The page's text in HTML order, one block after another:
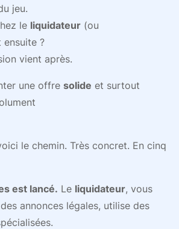
jeu.
le liquidateur (ou
ensuite ?
vient après.
une offre solide et surtout
le chemin. Très concret. En cinq
est lancé. Le liquidateur, vous
annonces légales, utilise des